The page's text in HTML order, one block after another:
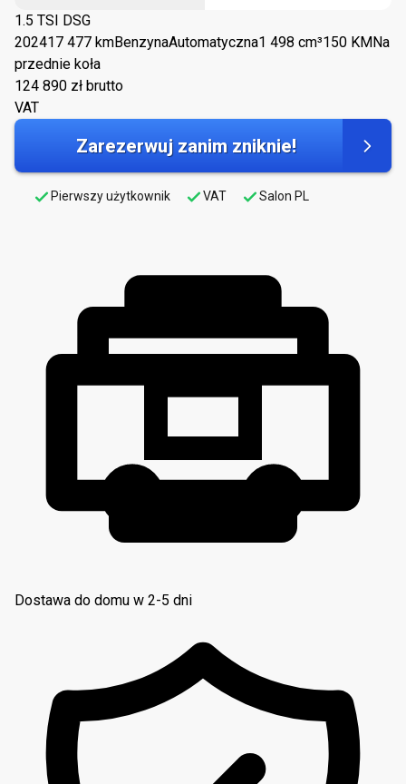
1.5 TSI DSG
202417 477 kmBenzynaAutomatyczna1 498 cm³150 KM Na
przednie koła
124 890 zł brutto
VAT
Zarezerwuj zanim zniknie!
Pierwszy użytkownik VAT Salon PL
Dostawa do domu w 2-5 dni